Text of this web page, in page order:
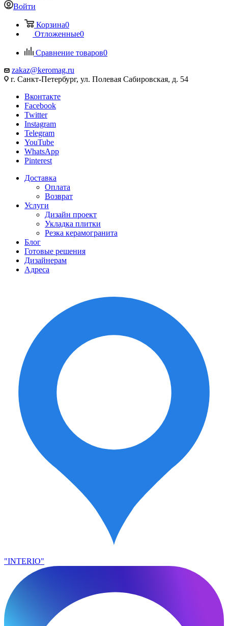
Войти
Корзина0
Отложенные0
Сравнение товаров0
zakaz@keromag.ru
г. Санкт-Петербург, ул. Полевая Сабировская, д. 54
Вконтакте
Facebook
Twitter
Instagram
Telegram
YouTube
WhatsApp
Pinterest
Доставка
Оплата
Возврат
Услуги
Дизайн проект
Укладка плитки
Резка керамогранита
Блог
Готовые решения
Дизайнерам
Адреса
"INTERIO"